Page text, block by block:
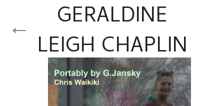
GERALDINE
LEIGH CHAPLIN